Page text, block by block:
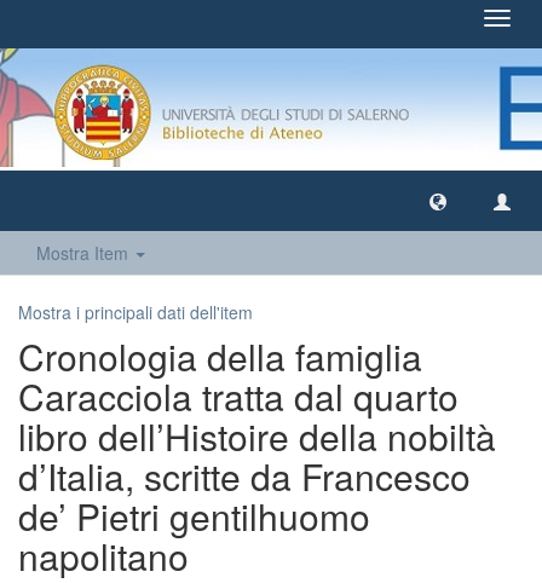
Mostra Item
Mostra i principali dati dell'item
Cronologia della famiglia
Caracciola tratta dal quarto
libro dell’Histoire della nobiltà
d’Italia, scritte da Francesco
de’ Pietri gentilhuomo
napolitano